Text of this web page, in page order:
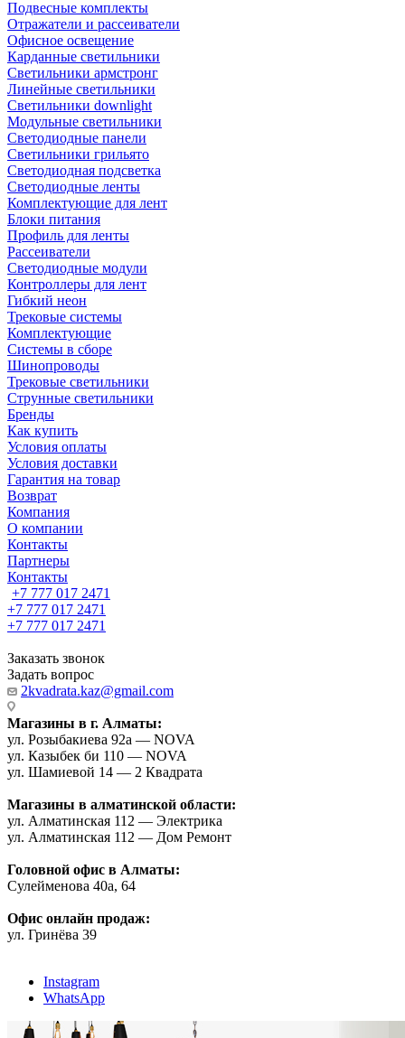
Подвесные комплекты
Отражатели и рассеиватели
Офисное освещение
Карданные светильники
Светильники армстронг
Линейные светильники
Светильники downlight
Модульные светильники
Светодиодные панели
Светильники грильято
Светодиодная подсветка
Светодиодные ленты
Комплектующие для лент
Блоки питания
Профиль для ленты
Рассеиватели
Светодиодные модули
Контроллеры для лент
Гибкий неон
Трековые системы
Комплектующие
Системы в сборе
Шинопроводы
Трековые светильники
Струнные светильники
Бренды
Как купить
Условия оплаты
Условия доставки
Гарантия на товар
Возврат
Компания
О компании
Контакты
Партнеры
Контакты
+7 777 017 2471
+7 777 017 2471
+7 777 017 2471
Заказать звонок
Задать вопрос
2kvadrata.kaz@gmail.com
Магазины в г. Алматы:
ул. Розыбакиева 92а — NOVA
ул. Казыбек би 110 — NOVA
ул. Шамиевой 14 — 2 Квадрата
Магазины в алматинской области:
ул. Алматинская 112 — Электрика
ул. Алматинская 112 — Дом Ремонт
Головной офис в Алматы:
Сулейменова 40а, 64
Офис онлайн продаж:
ул. Гринёва 39
Instagram
WhatsApp